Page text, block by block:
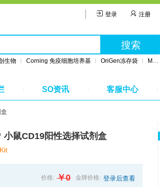
登录 注册
搜索
生物 Corning 免疫细胞培养基 OriGen冻存袋 MSC无血清培养基
SO资讯 客服中心
鼠CD19阳性选择试剂盒
价格: ￥0 金牌价格: 登录后查看